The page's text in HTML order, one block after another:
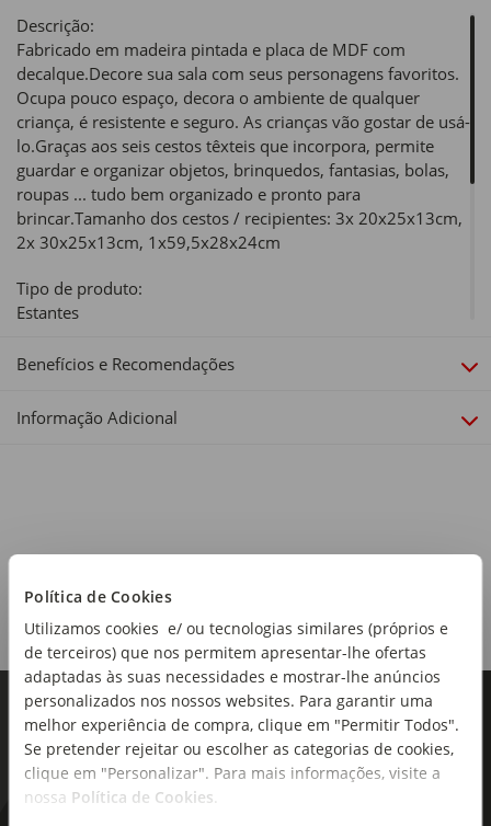
Política de Cookies
Utilizamos cookies e/ ou tecnologias similares (próprios e
de terceiros) que nos permitem apresentar-lhe ofertas
adaptadas às suas necessidades e mostrar-lhe anúncios
personalizados nos nossos websites. Para garantir uma
melhor experiência de compra, clique em "Permitir Todos".
Se pretender rejeitar ou escolher as categorias de cookies,
clique em "Personalizar". Para mais informações, visite a
nossa Política de Cookies
Descrição:
Fabricado em madeira pintada e placa de MDF com
decalque.Decore sua sala com seus personagens favoritos.
Ocupa pouco espaço, decora o ambiente de qualquer
criança, é resistente e seguro. As crianças vão gostar de usá-
lo.Graças aos seis cestos têxteis que incorpora, permite
guardar e organizar objetos, brinquedos, fantasias, bolas,
roupas ... tudo bem organizado e pronto para
brincar.Tamanho dos cestos / recipientes: 3x 20x25x13cm,
2x 30x25x13cm, 1x59,5x28x24cm
Tipo de produto:
Estantes
Cor:
Idade Recomendada:
Benefícios e Recomendações
Informação Adicional